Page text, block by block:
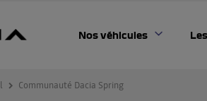
Nos véhicules
Communauté Dacia Spring